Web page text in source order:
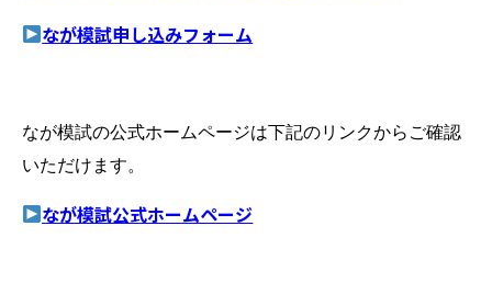
なが模試申し込みフォーム
なが模試の公式ホームページは下記のリンクからご確認
いただけます。
なが模試公式ホームページ